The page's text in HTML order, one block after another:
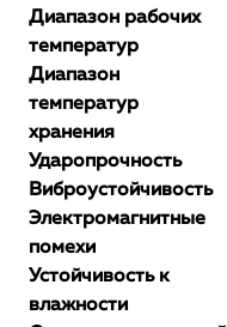
Диапазон рабочих
температур
Диапазон
температур
хранения
Ударопрочность
Виброустойчивость
Электромагнитные
помехи
Устойчивость к
влажности